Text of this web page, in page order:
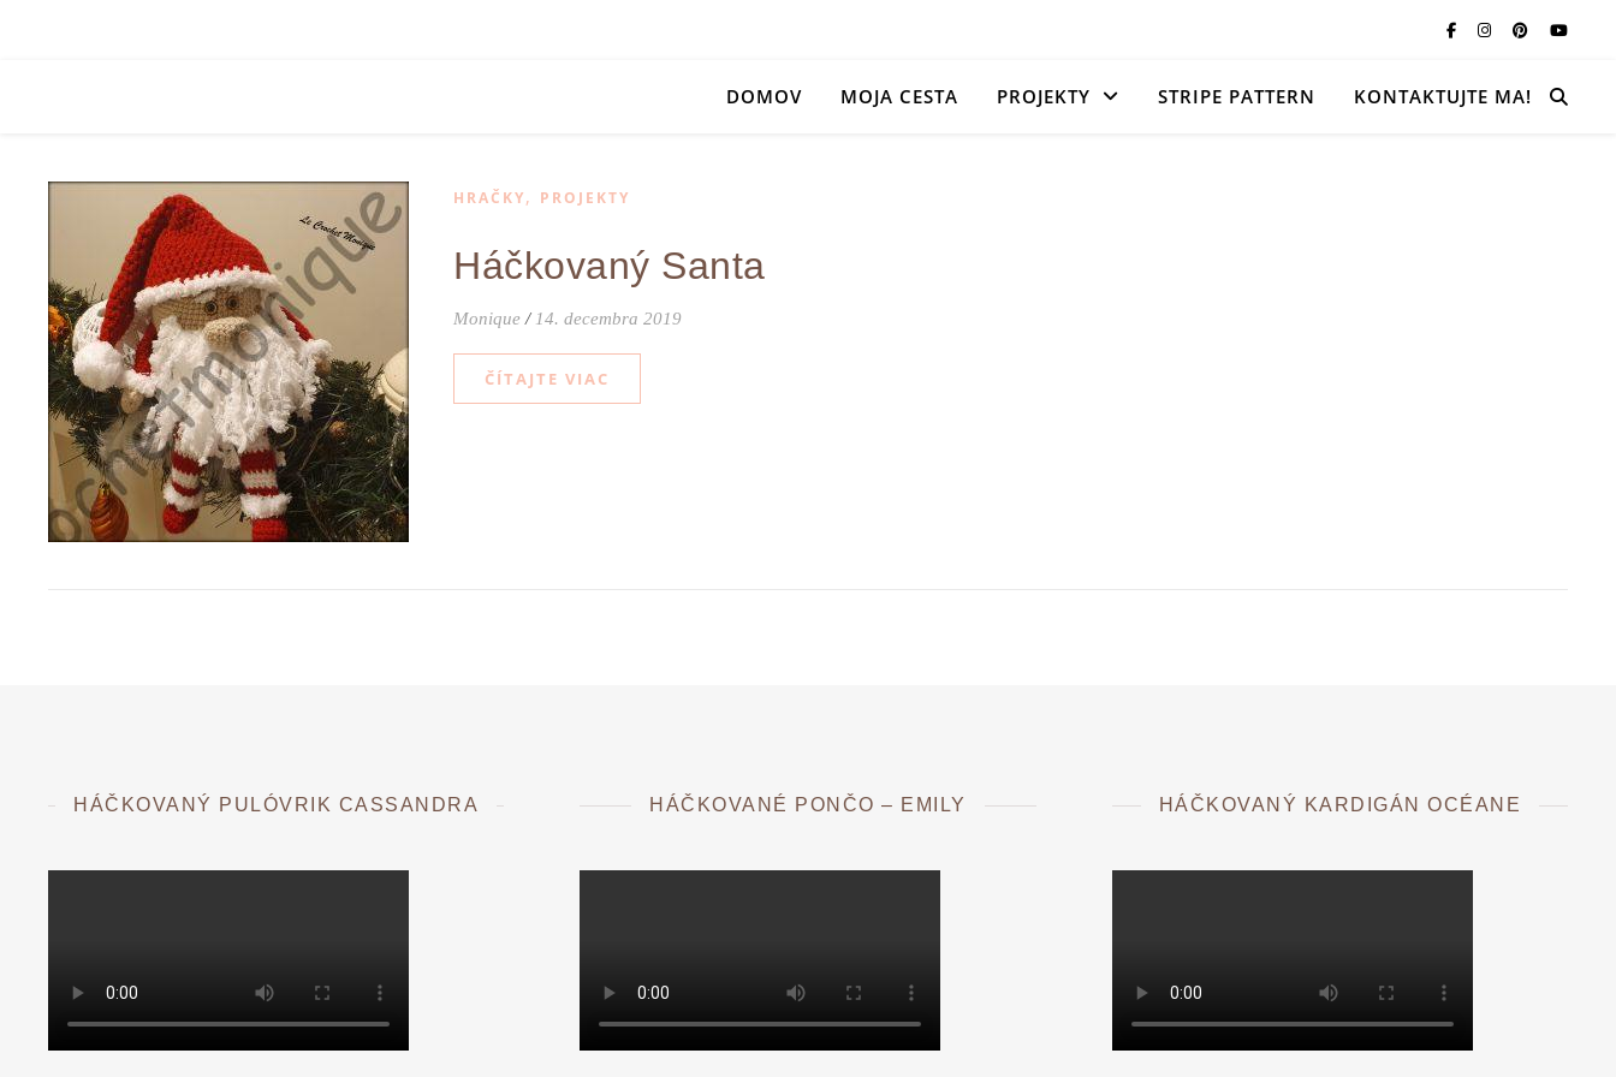
DOMOV MOJA CESTA PROJEKTY STRIPE PATTERN KONTAKTUJTE MA!
HRAČKY, PROJEKTY
Háčkovaný Santa
Monique / 14. decembra 2019
ČÍTAJTE VIAC
HÁČKOVANÝ PULÓVRIK CASSANDRA HÁČKOVANÉ PONČO – EMILY HÁČKOVANÝ KARDIGÁN OCÉANE